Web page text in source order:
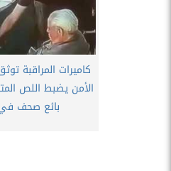
​كاميرات المراقبة
الأمن يضبط اللص
بائع صحف